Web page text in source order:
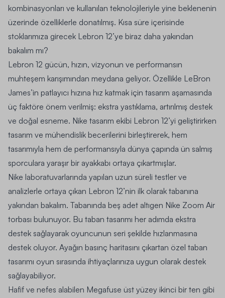
kombinasyonları ve kullanılan teknolojileriyle yine beklenenin
üzerinde özelliklerle donatılmış. Kısa süre içerisinde
stoklarımıza girecek Lebron 12’ye biraz daha yakından
bakalım mı?
Lebron 12 gücün, hızın, vizyonun ve performansın
muhteşem karışımından meydana geliyor. Özellikle LeBron
James’in patlayıcı hızına hız katmak için tasarım aşamasında
üç faktöre önem verilmiş: ekstra yastıklama, artırılmış destek
ve doğal esneme. Nike tasarım ekibi Lebron 12’yi geliştirirken
tasarım ve mühendislik becerilerini birleştirerek, hem
tasarımıyla hem de performansıyla dünya çapında ün salmış
sporculara yaraşır bir ayakkabı ortaya çıkartmışlar.
Nike laboratuvarlarında yapılan uzun süreli testler ve
analizlerle ortaya çıkan Lebron 12’nin ilk olarak tabanına
yakından bakalım. Tabanında beş adet altıgen Nike Zoom Air
torbası bulunuyor. Bu taban tasarımı her adımda ekstra
destek sağlayarak oyuncunun seri şekilde hızlanmasına
destek oluyor. Ayağın basınç haritasını çıkartan özel taban
tasarımı oyun sırasında ihtiyaçlarınıza uygun olarak destek
sağlayabiliyor.
Hafif ve nefes alabilen Megafuse üst yüzey ikinci bir ten gibi